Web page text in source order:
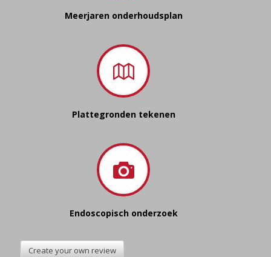
Meerjaren onderhoudsplan
Plattegronden tekenen
Endoscopisch onderzoek
Create your own review